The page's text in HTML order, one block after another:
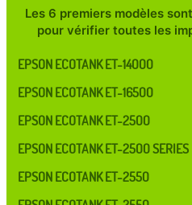
Les 6 premiers modèles
pour vérifier toutes les
EPSON ECOTANK ET-14000
EPSON ECOTANK ET-16500
EPSON ECOTANK ET-2500
EPSON ECOTANK ET-2500 SERIES
EPSON ECOTANK ET-2550